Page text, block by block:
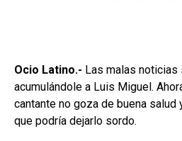
Ocio Latino.- Las malas noticias
acumulándole a Luis Miguel.
cantante no goza de buena salud
que podría dejarlo sordo.